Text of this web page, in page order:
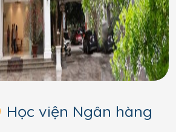
Học viện Ngân hàng